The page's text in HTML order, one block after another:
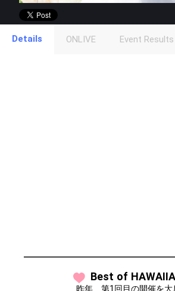
Level Points
First, try throwing free Stars (once a
(available from 1 JPY)! When you
Details ONLIVE Event Results
Best of
昨年、第1回目の開催を